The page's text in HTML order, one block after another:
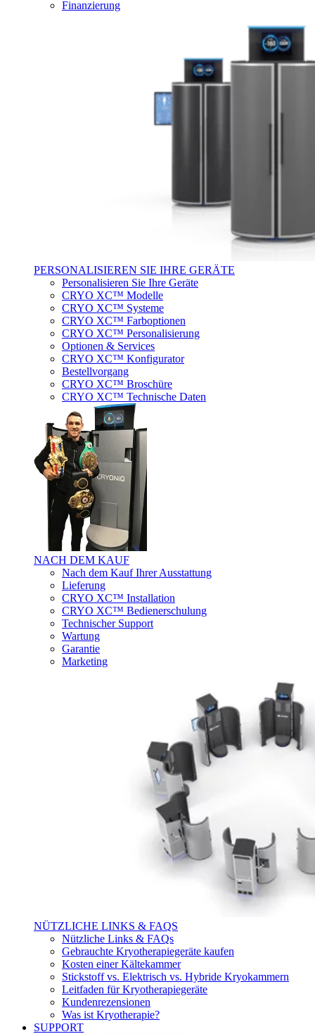
Finanzierung
PERSONALISIEREN SIE IHRE GERÄTE
Personalisieren Sie Ihre Geräte
CRYO XC™ Modelle
CRYO XC™ Systeme
CRYO XC™ Farboptionen
CRYO XC™ Personalisierung
Optionen & Services
CRYO XC™ Konfigurator
Bestellvorgang
CRYO XC™ Broschüre
CRYO XC™ Technische Daten
NACH DEM KAUF
Nach dem Kauf Ihrer Ausstattung
Lieferung
CRYO XC™ Installation
CRYO XC™ Bedienerschulung
Technischer Support
Wartung
Garantie
Marketing
NÜTZLICHE LINKS & FAQS
Nützliche Links & FAQs
Gebrauchte Kryotherapiegeräte kaufen
Kosten einer Kältekammer
Stickstoff vs. Elektrisch vs. Hybride Kryokammern
Leitfaden für Kryotherapiegeräte
Kundenrezensionen
Was ist Kryotherapie?
SUPPORT